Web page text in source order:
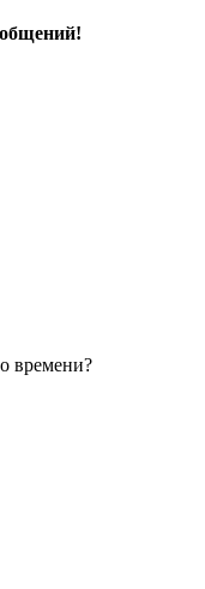
времени?